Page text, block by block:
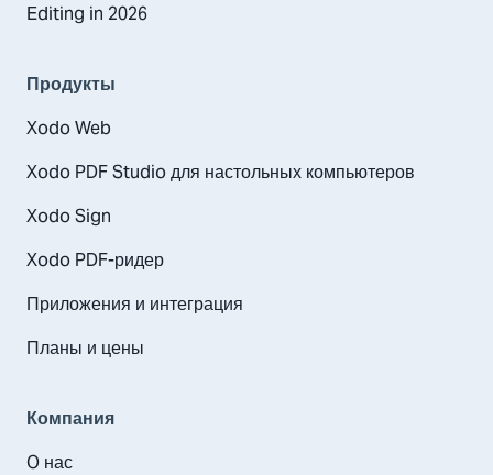
Editing in 2026
Продукты
Xodo Web
Xodo PDF Studio для настольных компьютеров
Xodo Sign
Xodo PDF-ридер
Приложения и интеграция
Планы и цены
Компания
O нас